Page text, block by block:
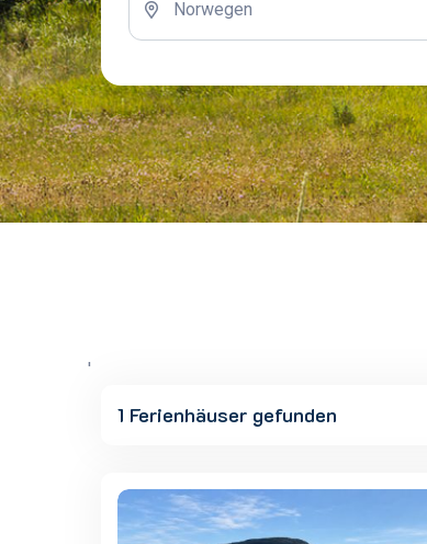
'
1 Ferienhäuser gefunden